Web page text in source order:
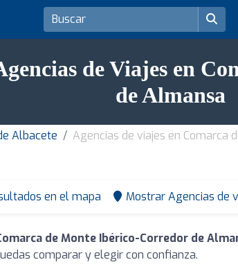
de Viajes en
de Almansa
Albacete Agencias de viajes en Comarca
en el mapa Mostrar Agencias de
de Monte Ibérico-Corredor de
comparar y elegir con confianza.